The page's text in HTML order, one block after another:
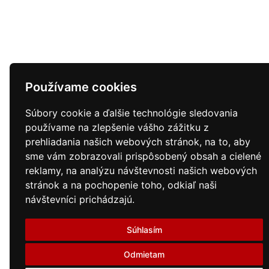
Používame cookies
Súbory cookie a ďalšie technológie sledovania
používame na zlepšenie vášho zážitku z
prehliadania našich webových stránok, na to, aby
sme vám zobrazovali prispôsobený obsah a cielené
reklamy, na analýzu návštevnosti našich webových
stránok a na pochopenie toho, odkiaľ naši
návštevníci prichádzajú.
Súhlasím
Odmietam